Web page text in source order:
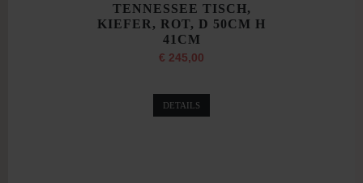
TENNESSEE TISCH,
KIEFER, ROT, D 50CM H
41CM
€ 245,00
DETAILS